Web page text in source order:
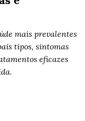
mais prevalentes
tipos, sintomas
eficazes